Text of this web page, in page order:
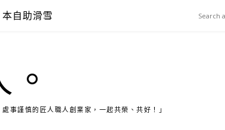
本自助滑雪
事謹慎的匠人職人創業家，一起共榮、共好！」